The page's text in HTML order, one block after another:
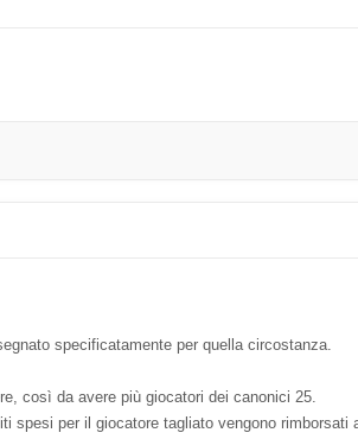
specificatamente per quella circostanza.
così da avere più giocatori dei canonici 25.
spesi per il giocatore tagliato vengono rimborsati